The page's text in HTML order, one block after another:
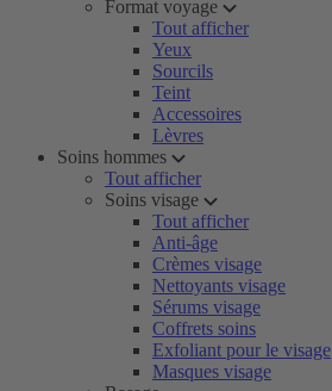
Format voyage
Tout afficher
Yeux
Sourcils
Teint
Accessoires
Lèvres
Soins hommes
Tout afficher
Soins visage
Tout afficher
Anti-âge
Crèmes visage
Nettoyants visage
Sérums visage
Coffrets soins
Exfoliant pour le visage
Masques visage